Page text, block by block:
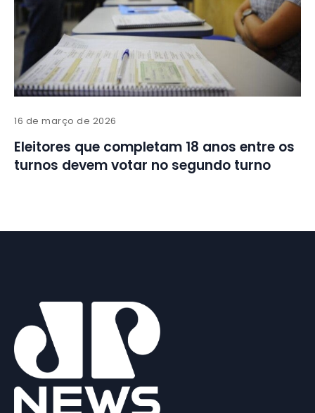
16 de março de 2026
Eleitores que completam 18 anos entre os
turnos devem votar no segundo turno